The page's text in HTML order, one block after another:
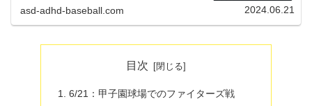
す。セ・リーグ順位...
asd-adhd-baseball.com 2024.06.21
目次
6/21：甲子園球場でのファイターズ戦